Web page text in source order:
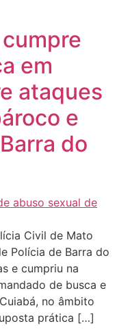
em
ataques
e
do
Civil de Mato
Polícia de Barra do
e cumpriu na
de busca e
no âmbito
prática […]